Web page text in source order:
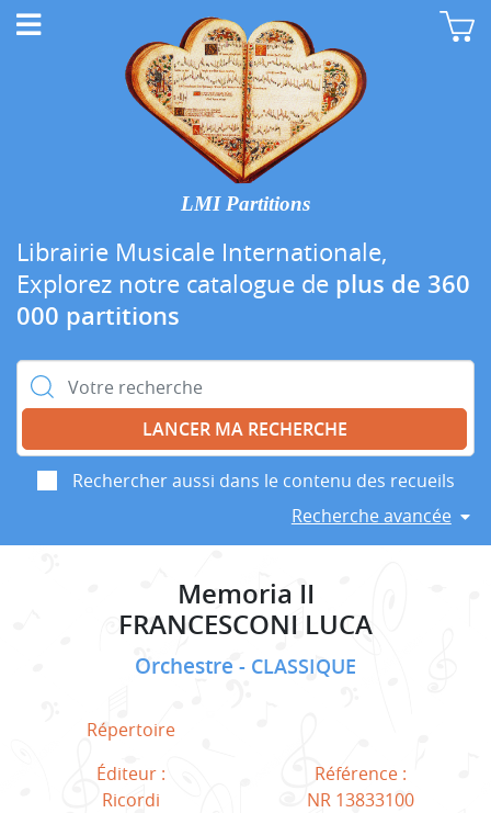
LMI Partitions
Librairie Musicale Internationale,
Explorez notre catalogue de plus de 360
000 partitions
Rechercher :
Rechercher aussi dans le contenu des recueils
Recherche avancée
Memoria II
FRANCESCONI LUCA
Orchestre CLASSIQUE
Répertoire
Éditeur :
Ricordi
Référence :
NR 13833100